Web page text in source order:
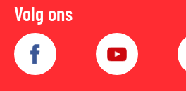
Volg ons